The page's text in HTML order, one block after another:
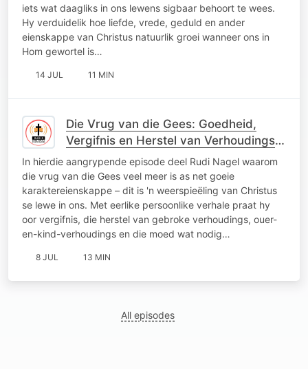
iets wat daagliks in ons lewens sigbaar behoort te wees.
Hy verduidelik hoe liefde, vrede, geduld en ander
eienskappe van Christus natuurlik groei wanneer ons in
Hom gewortel is…
14 JUL 11 MIN
Die Vrug van die Gees: Goedheid,
Vergifnis en Herstel van Verhoudings
met Rudi Nagel
In hierdie aangrypende episode deel Rudi Nagel waarom
die vrug van die Gees veel meer is as net goeie
karaktereienskappe – dit is 'n weerspieëling van Christus
se lewe in ons. Met eerlike persoonlike verhale praat hy
oor vergifnis, die herstel van gebroke verhoudings, ouer-
en-kind-verhoudings en die moed wat nodig…
8 JUL 13 MIN
All episodes